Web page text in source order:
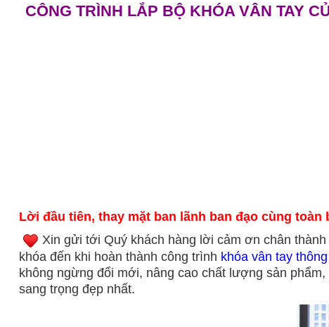
CÔNG TRÌNH LẮP BỘ KHÓA VÂN TAY
Lời đầu tiên, thay mặt ban lãnh ban đạo cùng toàn
Xin gửi tới Quý khách hàng lời cảm ơn chân
khóa đến khi hoàn thành công trình khóa vân tay
không ngừng đổi mới, nâng cao chất lượng sản
sang trọng đẹp nhất.